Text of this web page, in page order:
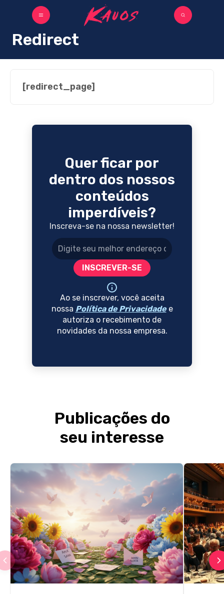
Redirect
[redirect_page]
Quer ficar por
dentro dos nossos
conteúdos
imperdíveis?
Inscreva-se na nossa newsletter!
Endereço de e-mail
INSCREVER-SE
Ao se inscrever, você aceita
nossa Política de Privacidadee
autoriza o recebimento de
novidades da nossa empresa.
Publicações do
seu interesse